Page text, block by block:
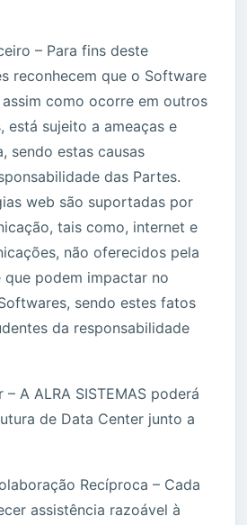
– Para fins deste
reconhecem que o Software
como ocorre em outros
está sujeito a ameaças e
sendo estas causas
das Partes.
web são suportadas por
tais como, internet e
não oferecidos pela
que podem impactar no
sendo estes fatos
da responsabilidade
A ALRA SISTEMAS poderá
de Data Center junto a
Recíproca – Cada
assistência razoável à